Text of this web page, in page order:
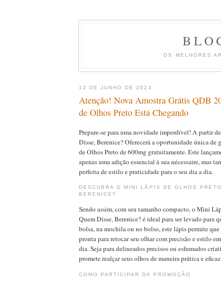
OS MELHORES
12 DE JUNHO DE 2024
Atenção! Nova Amostra Grátis QDB
de Olhos Preto Está Chegando
Prepare-se para uma novidade imperdível! A partir
Disse, Berenice? Oferecerá a oportunidade única
de Olhos Preto de 600mg gratuitamente. Este
apenas uma adição essencial à sua nécessaire, mas
perfeita de estilo e praticidade para o seu dia a dia.
DESCUBRA O MINI LÁPIS DE OLHOS
BERENICE?
Sendo assim, com seu tamanho compacto, o Mini
Quem Disse, Berenice? é ideal para ser levado para
bolsa, na mochila ou no bolso, este lápis permite que
pronta para retocar seu olhar com precisão e estilo
dia. Seja para delineados precisos ou esfumados
promete realçar seus olhos de maneira prática e
COMO PARTICIPAR DA PROMOÇÃO